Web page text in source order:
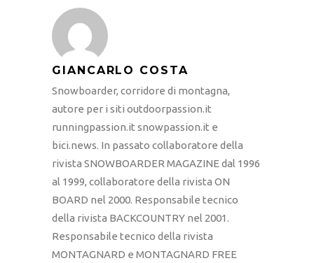
GIANCARLO COSTA
Snowboarder, corridore di montagna,
autore per i siti outdoorpassion.it
runningpassion.it snowpassion.it e
bici.news. In passato collaboratore della
rivista SNOWBOARDER MAGAZINE dal 1996
al 1999, collaboratore della rivista ON
BOARD nel 2000. Responsabile tecnico
della rivista BACKCOUNTRY nel 2001.
Responsabile tecnico della rivista
MONTAGNARD e MONTAGNARD FREE